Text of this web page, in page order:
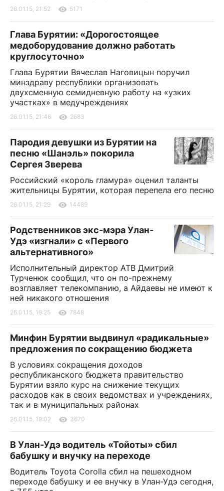
26.01.15, 21:52 5171
Глава Бурятии: «Дорогостоящее
медоборудование должно работать
круглосуточно»
Глава Бурятии Вячеслав Наговицын поручил
минздраву республики организовать
двухсменную семидневную работу на «узких
участках» в медучреждениях
26.01.15, 21:46 2683
Пародия девушки из Бурятии на
песню «Шанэль» покорила
Сергея Зверева
Российский «король гламура» оценил таланты
жительницы Бурятии, которая перепела его песню
26.01.15, 21:29 14489
Родственников экс-мэра Улан-
Удэ «изгнали» с «Первого
альтернативного»
Исполнительный директор АТВ Дмитрий
Турченюк сообщил, что он по-прежнему
возглавляет телекомпанию, а Айдаевы не имеют к
ней никакого отношения
26.01.15, 19:25 7848
Минфин Бурятии выдвинул «радикальные»
предложения по сокращению бюджета
В условиях сокращения доходов
республиканского бюджета правительство
Бурятии взяло курс на снижение текущих
расходов как в своих ведомствах и учреждениях,
так и в муниципальных районах
26.01.15, 19:02 3670
В Улан-Удэ водитель «Тойоты» сбил
бабушку и внучку на переходе
Водитель Toyota Corolla сбил на пешеходном
переходе бабушку и ее внучку в Улан-Удэ сегодня,